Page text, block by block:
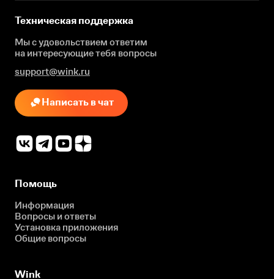
Техническая поддержка
Мы с удовольствием ответим
на интересующиетебя вопросы
support@wink.ru
Написать в чат
Помощь
Информация
Вопросы и ответы
Установка приложения
Общие вопросы
Wink